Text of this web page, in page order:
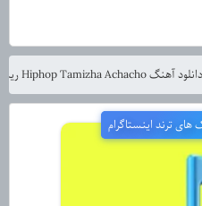
دانلود آهنگ Hiphop Tamizha Achacho ریمیکس ترند هندی
ترند اینستاگرام